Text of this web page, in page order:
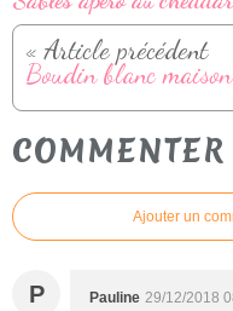
« Article précédent
Boudin blanc maison
Ajouter un
P Pauline 29/12/2018